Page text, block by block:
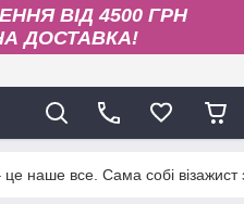
ВІД 4500 ГРН
ДОСТАВКА!
це наше все. Сама собі